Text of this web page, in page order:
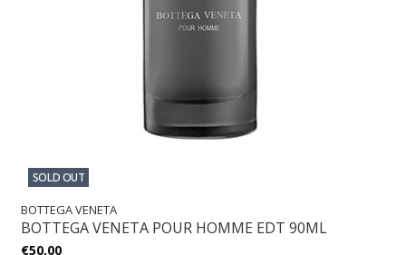
SOLD OUT
BOTTEGA VENETA
BOTTEGA VENETA POUR HOMME EDT 90ML
€50,00